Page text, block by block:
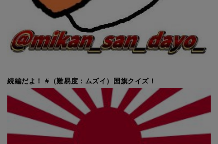
続編だよ！ #（難易度：ムズイ）国旗クイズ！